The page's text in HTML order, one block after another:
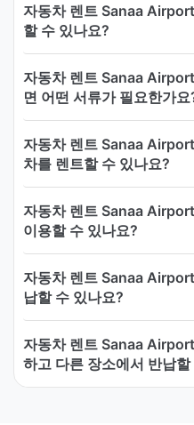
자동차 렌트 Sanaa
할 수 있나요?
자동차 렌트 Sanaa
면 어떤 서류가 필요한가요
자동차 렌트 Sanaa
차를 렌트할 수 있나요?
자동차 렌트 Sanaa
이용할 수 있나요?
자동차 렌트 Sanaa
납할 수 있나요?
자동차 렌트 Sanaa
하고 다른 장소에서 반납